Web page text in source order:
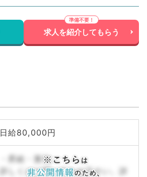
求人を紹介してもらう
日給80,000円
・昇給・賞与
詳しくはお問い合わせ下さい。詳